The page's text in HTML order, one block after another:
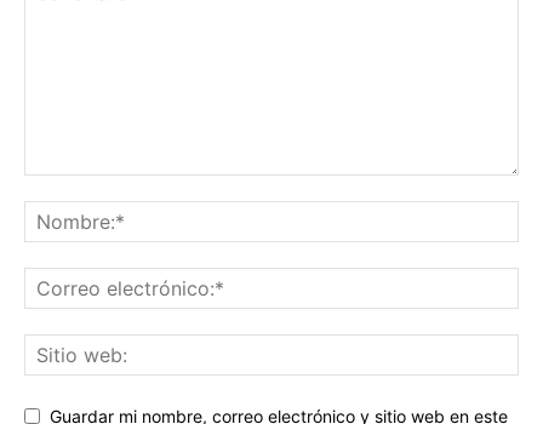
Guardar mi nombre, correo electrónico y sitio web en este